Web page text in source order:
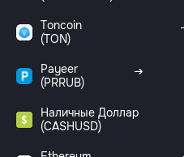
Toncoin
(TON)
Payeer
(PRRUB)
Наличные Доллар
(CASHUSD)